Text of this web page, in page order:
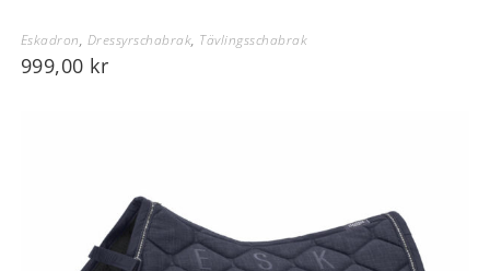
Eskadron, Dressyrschabrak, Tävlingsschabrak
999,00 kr